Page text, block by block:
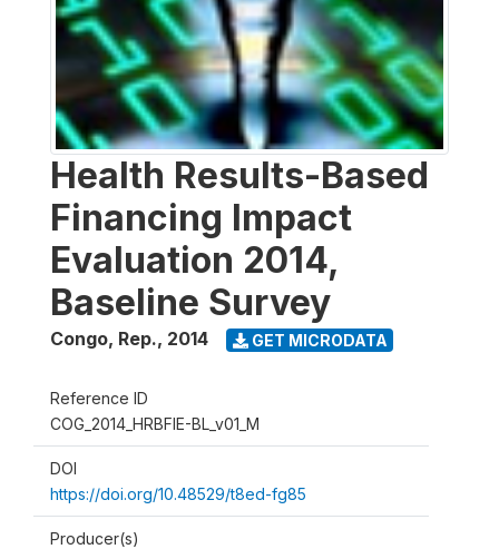
Health Results-Based
Financing Impact
Evaluation 2014,
Baseline Survey
Congo, Rep., 2014 GET MICRODATA
Reference ID
COG_2014_HRBFIE-BL_v01_M
DOI
https://doi.org/10.48529/t8ed-fg85
Producer(s)